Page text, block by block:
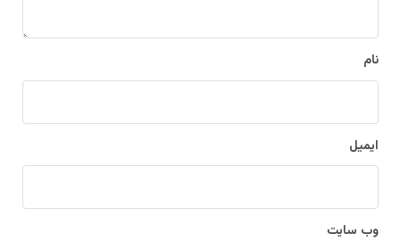
نام
ایمیل
وب‌ سایت